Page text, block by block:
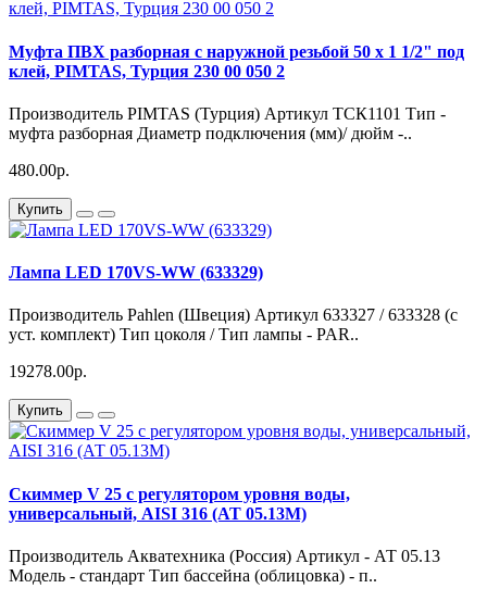
Муфта ПВХ разборная с наружной резьбой 50 х 1 1/2" под
клей, PIMTAS, Турция 230 00 050 2
Производитель PIMTAS (Турция) Артикул ТСК1101 Тип -
муфта разборная Диаметр подключения (мм)/ дюйм -..
480.00р.
Купить
Лампа LED 170VS-WW (633329)
Производитель Pahlen (Швеция) Артикул 633327 / 633328 (с
уст. комплект) Тип цоколя / Тип лампы - PAR..
19278.00р.
Купить
Скиммер V 25 с регулятором уровня воды,
универсальный, AISI 316 (АТ 05.13М)
Производитель Акватехника (Россия) Артикул - АТ 05.13
Модель - стандарт Тип бассейна (облицовка) - п..